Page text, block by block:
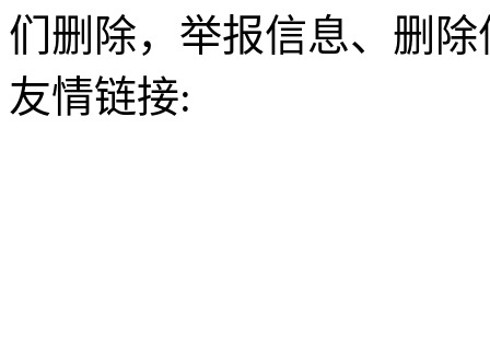
们删除，举报信息、删
友情链接: